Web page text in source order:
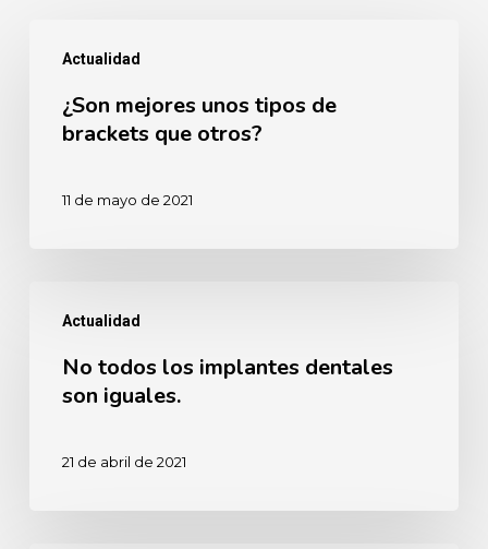
Actualidad
mejores
unos
tipos
brackets
¿Son mejores unos tipos de
brackets que otros?
11 de mayo de 2021
Actualidad
todos
implantes
iguales.
No todos los implantes dentales
son iguales.
21 de abril de 2021